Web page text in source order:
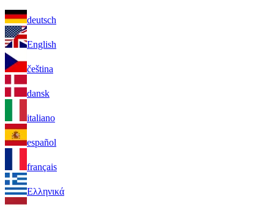
deutsch
English
čeština
dansk
italiano
español
français
Ελληνικά